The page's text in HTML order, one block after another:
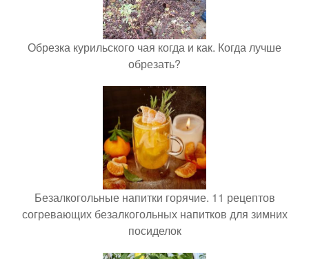
Обрезка курильского чая когда и как. Когда лучше
обрезать?
Безалкогольные напитки горячие. 11 рецептов
согревающих безалкогольных напитков для зимних
посиделок